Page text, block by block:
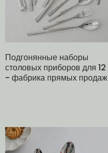
Подгонянные наборы
столовых приборов для 12
- фабрика прямых продаж